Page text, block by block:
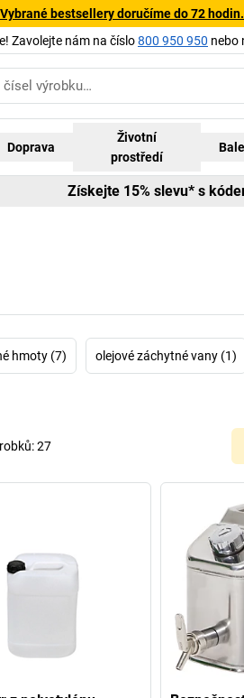
bestsellery doručíme do 72
Zavolejte nám na číslo800 950 950 nebo
Doprava
Životní
prostředí
Získejte 15% slevu* s
hmoty (7) olejové záchytné vany (1)
27